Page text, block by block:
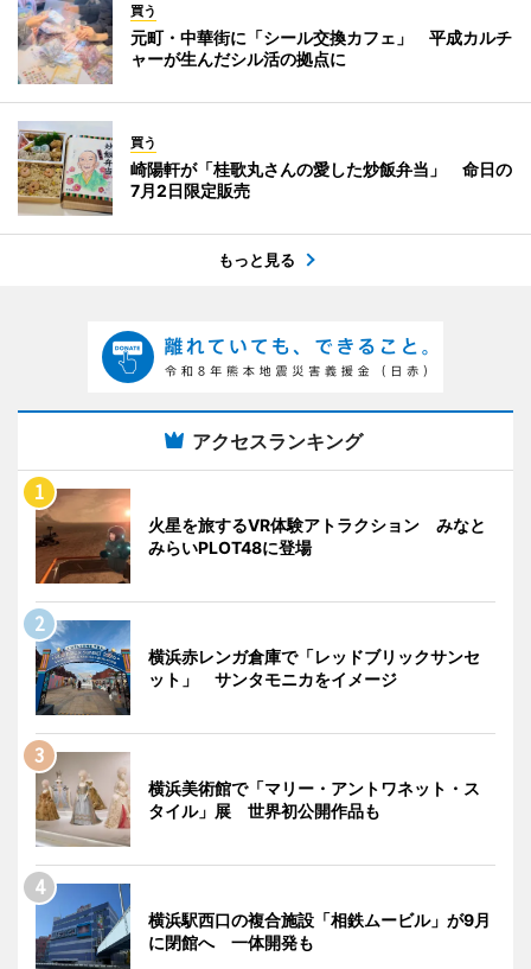
買う
元町・中華街に「シール交換カフェ」 平成カルチ
ャーが生んだシル活の拠点に
買う
崎陽軒が「桂歌丸さんの愛した炒飯弁当」 命日の
7月2日限定販売
もっと見る
アクセスランキング
火星を旅するVR体験アトラクション みなと
みらいPLOT48に登場
横浜赤レンガ倉庫で「レッドブリックサンセ
ット」 サンタモニカをイメージ
横浜美術館で「マリー・アントワネット・ス
タイル」展 世界初公開作品も
横浜駅西口の複合施設「相鉄ムービル」が9月
に閉館へ 一体開発も